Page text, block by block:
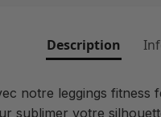
Description
notre leggings
sublimer votre